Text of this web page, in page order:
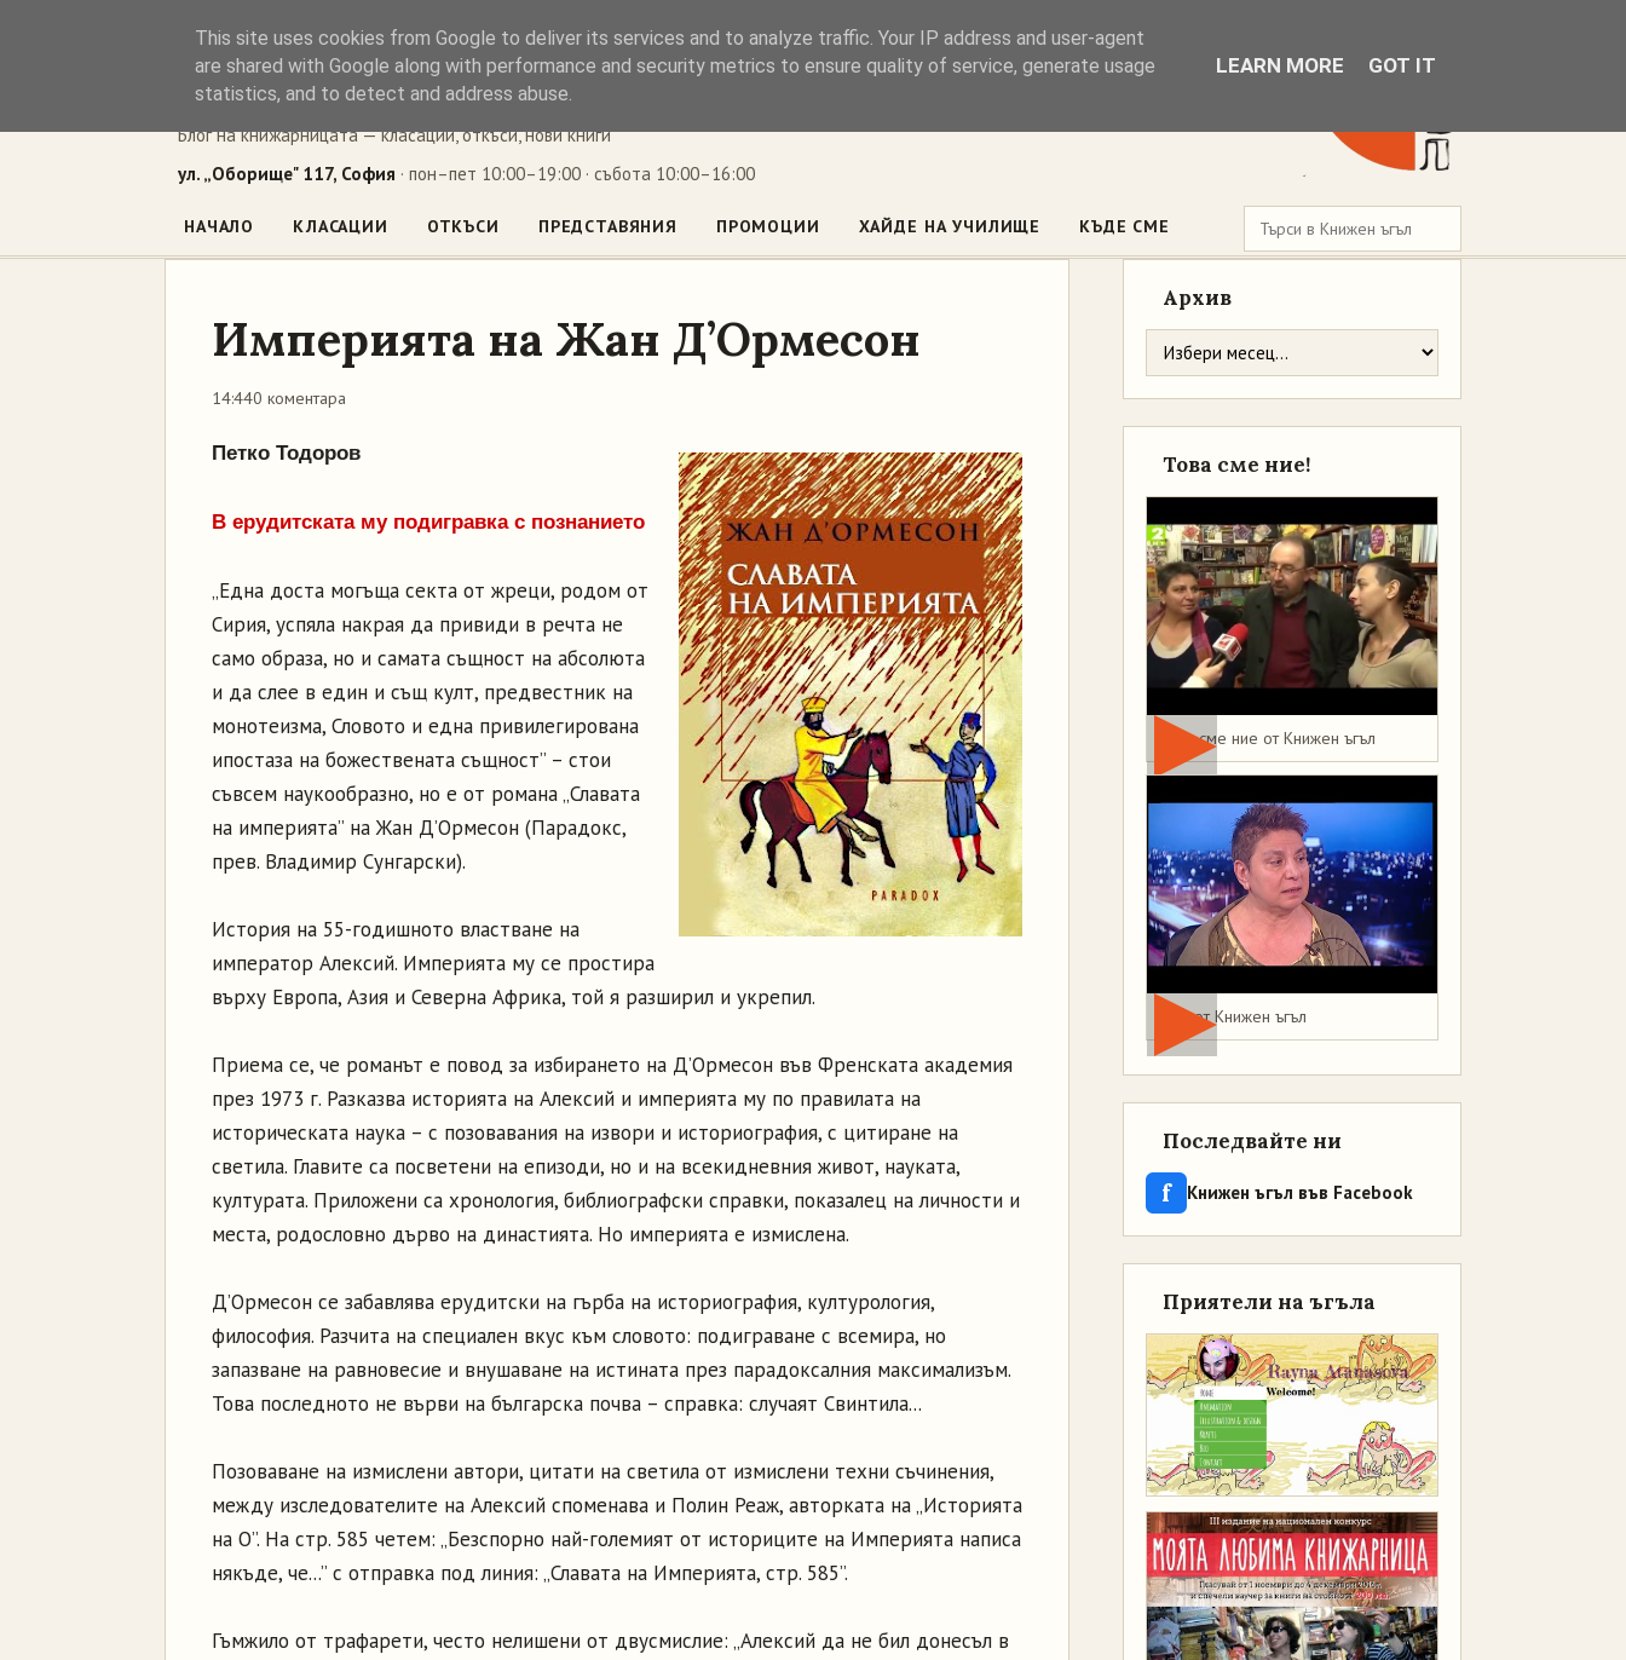
Книжен ъгъл
Блог на книжарницата — класации, откъси, нови книги
ул. „Оборище" 117, София · пон–пет 10:00–19:00 · събота 10:00–16:00
НАЧАЛО КЛАСАЦИИ ОТКЪСИ ПРЕДСТАВЯНИЯ ПРОМОЦИИ ХАЙДЕ НА УЧИЛИЩЕ КЪДЕ СМЕ
Империята на Жан Д’Ормесон
14:440 коментара
Петко Тодоров
В ерудитската му подигравка с познанието
„Една доста могъща секта от жреци, родом от
Сирия, успяла накрая да привиди в речта не
само образа, но и самата същност на абсолюта
и да слее в един и същ култ, предвестник на
монотеизма, Словото и една привилегирована
ипостаза на божествената същност” – стои
съвсем наукообразно, но е от романа „Славата
на империята” на Жан Д’Ормесон (Парадокс,
прев. Владимир Сунгарски).
История на 55-годишното властване на
император Алексий. Империята му се простира
върху Европа, Азия и Северна Африка, той я разширил и укрепил.
Приема се, че романът е повод за избирането на Д’Ормесон във Френската академия
през 1973 г. Разказва историята на Алексий и империята му по правилата на
историческата наука – с позовавания на извори и историография, с цитиране на
светила. Главите са посветени на епизоди, но и на всекидневния живот, науката,
културата. Приложени са хронология, библиографски справки, показалец на личности и
места, родословно дърво на династията. Но империята е измислена.
Д’Ормесон се забавлява ерудитски на гърба на историография, културология,
философия. Разчита на специален вкус към словото: подиграване с всемира, но
запазване на равновесие и внушаване на истината през парадоксалния максимализъм.
Това последното не върви на българска почва – справка: случаят Свинтила...
Позоваване на измислени автори, цитати на светила от измислени техни съчинения,
между изследователите на Алексий споменава и Полин Реаж, авторката на „Историята
на О”. На стр. 585 четем: „Безспорно най-големият от историците на Империята написа
някъде, че...” с отправка под линия: „Славата на Империята, стр. 585”.
Гъмжило от трафарети, често нелишени от двусмислие: „Алексий да не бил донесъл в
Архив
Това сме ние!
Това сме ние от Книжен ъгъл
Мая от Книжен ъгъл
Последвайте ни
f Книжен ъгъл във Facebook
Приятели на ъгъла
This site uses cookies from Google to deliver its services and to analyze traffic. Your IP address and user-agent
are shared with Google along with performance and security metrics to ensure quality of service, generate usage
statistics, and to detect and address abuse.
LEARN MORE GOT IT